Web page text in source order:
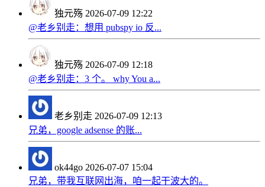
独元殇 2026-07-09 12:22
@老乡别走：想用 pubspy io 反...
独元殇 2026-07-09 12:18
@老乡别走：3 个。 why You a...
老乡别走 2026-07-09 12:13
兄弟，google adsense 的账...
ok44go 2026-07-07 15:04
兄弟，带我互联网出海，咱一起干波大的。